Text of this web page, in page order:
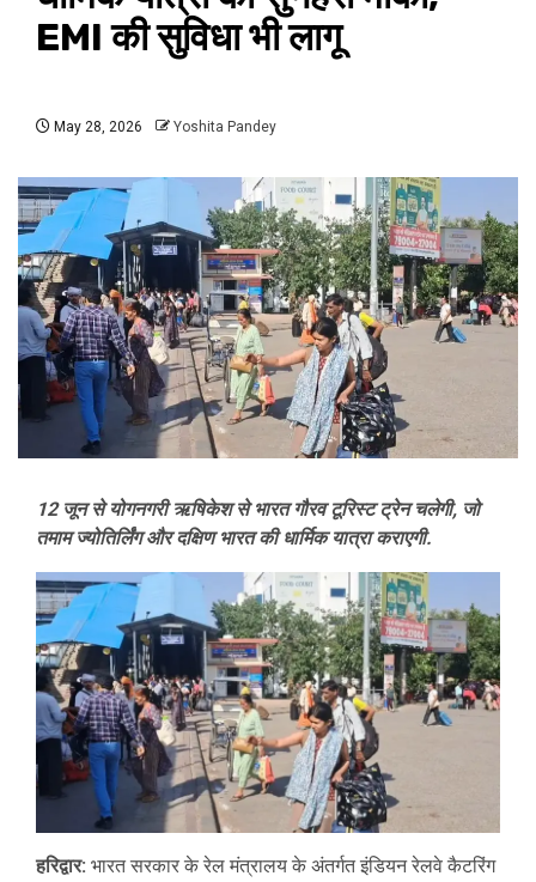
EMI की सुविधा भी लागू
May 28, 2026 Yoshita Pandey
12 जून से योगनगरी ऋषिकेश से भारत गौरव टूरिस्ट ट्रेन चलेगी, जो
तमाम ज्योतिर्लिंग और दक्षिण भारत की धार्मिक यात्रा कराएगी.
हरिद्वार: भारत सरकार के रेल मंत्रालय के अंतर्गत इंडियन रेलवे कैटरिंग